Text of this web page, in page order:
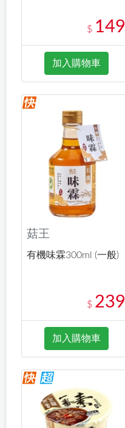
$ 149
加入購物車
菇王
有機味霖300ml (一般)
$ 239
加入購物車